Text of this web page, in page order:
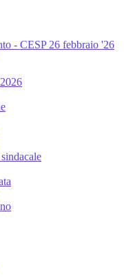
- CESP 26 febbraio '26